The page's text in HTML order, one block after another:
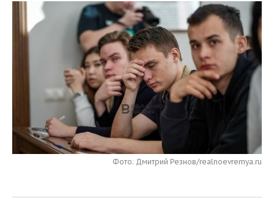
КОРОЛИ ГОСЗАКАЗА ПФО
ВУЗЫ ТАТАРСТАНА
КОМУ ПРИНАДЛЕЖАТ
ТОРГОВЫЕ ЦЕНТРЫ
ТАТАРСТАНА
ФИНАНСЫ
БАНКИ
ИНВЕСТИЦИИ
НОВОСТИ
ПРОМЫШЛЕННОСТИ
МАШИНОСТРОЕНИЕ
НЕФТЕХИМИЯ
НЕФТЬ
ОПК
НЕДВИЖИМОСТЬ
НОВОСТИ НЕДВИЖИМОСТИ
АВТО
НОВОСТИ АВТО
НОВОСТИ БИЗНЕСА
РОЗНИЧНАЯ ТОРГОВЛЯ
ТРАНСПОРТ
ТЕХНОЛОГИИ
НОВОСТИ ТЕХНОЛОГИЙ
МЕРОПРИЯТИЯ
НОВОСТИ МЕРОПРИЯТИЙ
СПОРТ
Фото: Дмитрий Резнов/realnoevremya.ru